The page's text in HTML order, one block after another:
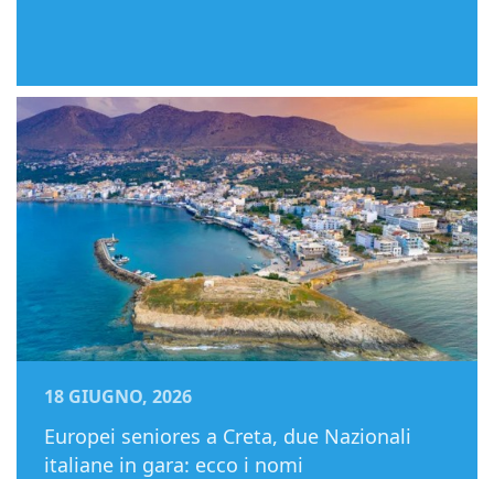
18 GIUGNO, 2026
Europei seniores a Creta, due Nazionali
italiane in gara: ecco i nomi